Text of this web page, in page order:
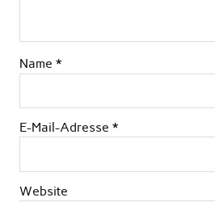
Name *
E-Mail-Adresse *
Website